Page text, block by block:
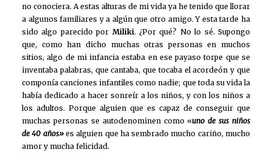
no conociera. A estas alturas de mi vida ya he tenido que llorar
a algunos familiares y a algún que otro amigo. Y esta tarde ha
sido algo parecido por Miliki. ¿Por qué? No lo sé. Supongo
que, como han dicho muchas otras personas en muchos
sitios, algo de mi infancia estaba en ese payaso torpe que se
inventaba palabras, que cantaba, que tocaba el acordeón y que
componía canciones infantiles como nadie; que toda su vida la
había dedicado a hacer sonreír a los niños, y con los niños a
los adultos. Porque alguien que es capaz de conseguir que
muchas personas se autodenominen como «uno de sus niños
de 40 años»es alguien que ha sembrado mucho cariño, mucho
amor y mucha felicidad.